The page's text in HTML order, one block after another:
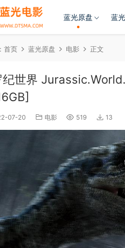
蓝光原盘 蓝
首页 蓝光原盘 电影 正文
纪世界
07-20 电影 519 13